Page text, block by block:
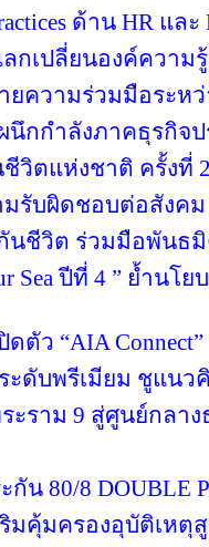
ด้าน HR แล
กเปลี่ยนองค์ความ
ยความร่วมมือระห
นึกกำลังภาคธุรกิจ
วิตแห่งชาติ ครั้งที่
รับผิดชอบต่อสังคม
นชีวิต ร่วมมือพันธ
Sea ปีที่ 4 ” ย้ำนโ
ปิดตัว “AIA
บพรีเมียม ชูแนวคิด
ะราม 9 สู่ศูนย์กลา
น 80/8 DOUBLE
มคุ้มครองอุบัติเหตุ